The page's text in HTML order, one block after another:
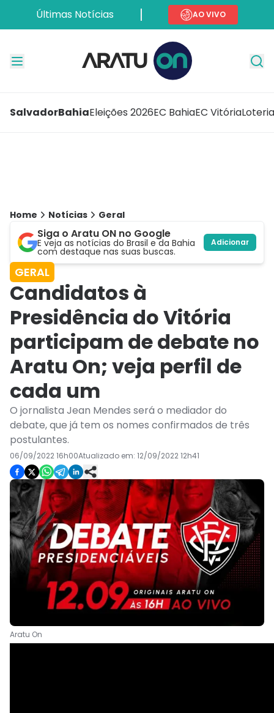
Últimas Notícias AO VIVO
SalvadorBahiaEleições 2026EC BahiaEC Vitória
Home Notícias Geral
Siga o Aratu ON no Google
E veja as notícias do Brasil e da Bahia
com destaque nas suas buscas.
Adicionar
GERAL
Candidatos à
Presidência do Vitória
participam de debate no
Aratu On; veja perfil de
cada um
O jornalista Jean Mendes será o mediador do
debate, que já tem os nomes confirmados de três
postulantes.
06/09/2022 16h00Atualizado em: 12/09/2022 12h41
Aratu On